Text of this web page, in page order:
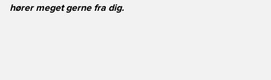
hører meget gerne fra dig.